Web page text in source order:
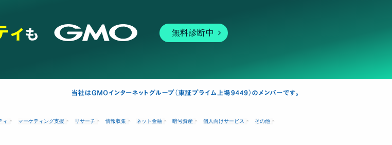
無料診断中
ィ マーケティング支援 リサーチ 情報収集 ネット金融 暗号資産 個人向けサービス その他